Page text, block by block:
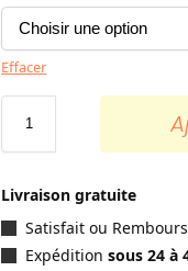
Effacer
Livraison gratuite
Satisfait ou
Expédition sous 24 à